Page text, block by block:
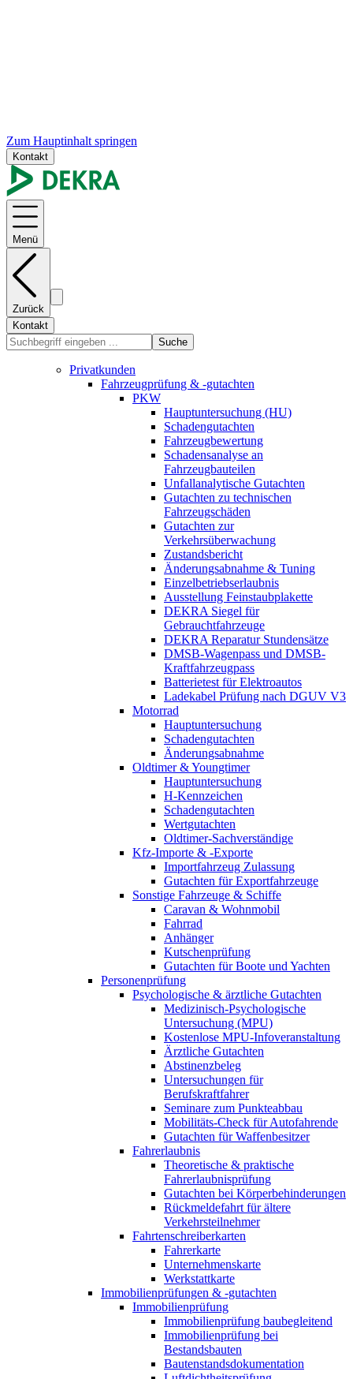
Zum Hauptinhalt springen
Kontakt
Menü
Zurück
Kontakt
Suche
Privatkunden
Fahrzeugprüfung & -gutachten
PKW
Hauptuntersuchung (HU)
Schadengutachten
Fahrzeugbewertung
Schadensanalyse an
Fahrzeugbauteilen
Unfallanalytische Gutachten
Gutachten zu technischen
Fahrzeugschäden
Gutachten zur
Verkehrsüberwachung
Zustandsbericht
Änderungsabnahme & Tuning
Einzelbetriebserlaubnis
Ausstellung Feinstaubplakette
DEKRA Siegel für
Gebrauchtfahrzeuge
DEKRA Reparatur Stundensätze
DMSB-Wagenpass und DMSB-
Kraftfahrzeugpass
Batterietest für Elektroautos
Ladekabel Prüfung nach DGUV V3
Motorrad
Hauptuntersuchung
Schadengutachten
Änderungsabnahme
Oldtimer & Youngtimer
Hauptuntersuchung
H-Kennzeichen
Schadengutachten
Wertgutachten
Oldtimer-Sachverständige
Kfz-Importe & -Exporte
Importfahrzeug Zulassung
Gutachten für Exportfahrzeuge
Sonstige Fahrzeuge & Schiffe
Caravan & Wohnmobil
Fahrrad
Anhänger
Kutschenprüfung
Gutachten für Boote und Yachten
Personenprüfung
Psychologische & ärztliche Gutachten
Medizinisch-Psychologische
Untersuchung (MPU)
Kostenlose MPU-Infoveranstaltung
Ärztliche Gutachten
Abstinenzbeleg
Untersuchungen für
Berufskraftfahrer
Seminare zum Punkteabbau
Mobilitäts-Check für Autofahrende
Gutachten für Waffenbesitzer
Fahrerlaubnis
Theoretische & praktische
Fahrerlaubnisprüfung
Gutachten bei Körperbehinderungen
Rückmeldefahrt für ältere
Verkehrsteilnehmer
Fahrtenschreiberkarten
Fahrerkarte
Unternehmenskarte
Werkstattkarte
Immobilienprüfungen & -gutachten
Immobilienprüfung
Immobilienprüfung baubegleitend
Immobilienprüfung bei
Bestandsbauten
Bautenstandsdokumentation